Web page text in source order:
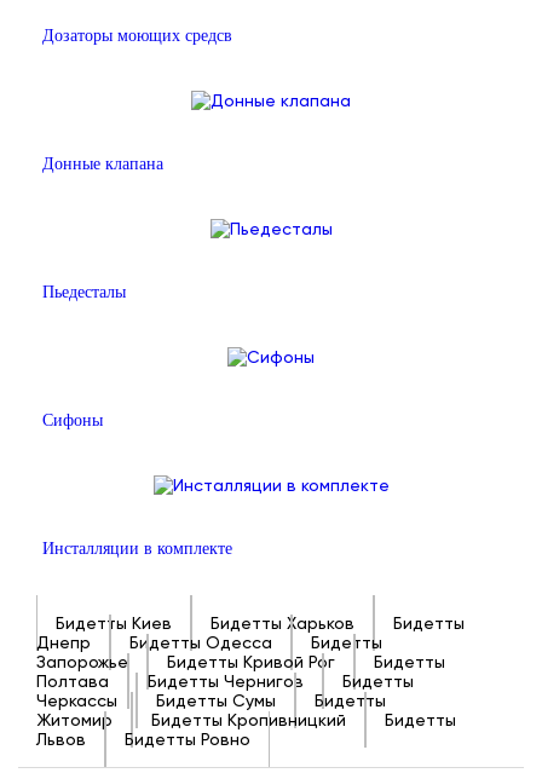
Дозаторы моющих средсв
Донные клапана
Пьедесталы
Сифоны
Инсталляции в комплекте
Бидетты Киев Бидетты Харьков
Бидетты
Днепр
Бидетты Одесса
Бидетты
Запорожье
Бидетты Кривой Рог
Бидетты
Полтава
Бидетты Чернигов
Бидетты
Черкассы
Бидетты Сумы
Бидетты
Житомир
Бидетты Кропивницкий
Бидетты
Львов
Бидетты Ровно